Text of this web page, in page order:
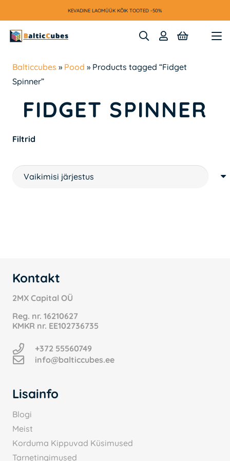
KEVADINE LAOMÜÜK KÕIK TOOTED -50%
Balticcubes » Pood » Products tagged “Fidget
Spinner”
FIDGET SPINNER
Filtrid
Kontakt
2MX Capital OÜ
Reg. nr. 16210627
KMKR nr. EE102736735
+372 55560749
info@balticcubes.ee
Lisainfo
Blogi
Meist
Korduma Kippuvad Küsimused
Tarnetingimused